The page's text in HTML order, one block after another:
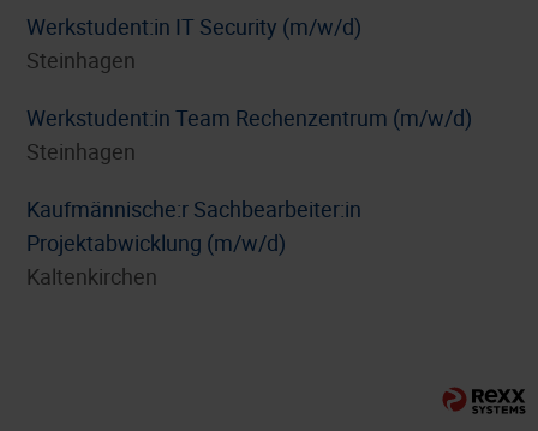
Werkstudent:in IT Security (m/w/d)
Steinhagen
Werkstudent:in Team Rechenzentrum (m/w/d)
Steinhagen
⁠Kaufmännische:r Sachbearbeiter:in
Projektabwicklung (m/w/d)
Kaltenkirchen